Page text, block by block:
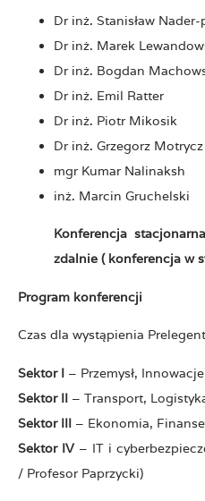
Dr inż. Stanisław
Dr inż. Marek
Dr inż. Bogdan
Dr inż. Emil Ratter
Dr inż. Piotr Mikosik
Dr inż. Grzegorz Motrycz
mgr Kumar Nalinaksh
inż. Marcin Gruchelski
Konferencja
zdalnie ( konferencja w
Program konferencji
Czas dla wystąpienia
Sektor I – Przemysł,
Sektor II – Transport,
Sektor III – Ekonomia,
Sektor IV – IT i
/ Profesor Paprzycki)